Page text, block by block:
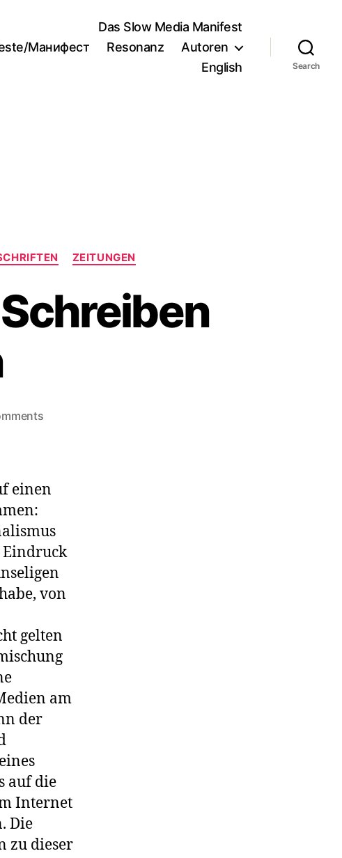
Das Slow Media Manifest
Манифест
Resonanz
Autoren
English
Search
ZEITUNGEN
on
Handeln
einen
von
gelten
am
der
auf die
Internet
Die
zu dieser